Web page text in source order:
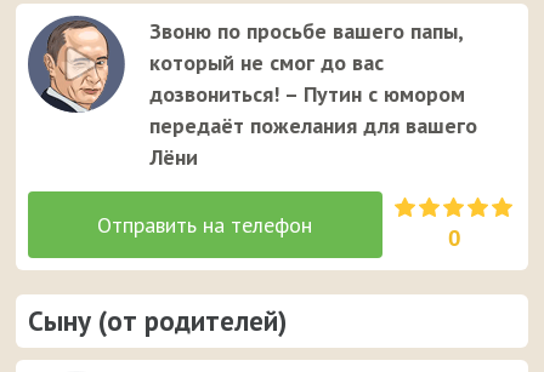
Звоню по просьбе вашего папы,
который не смог до вас
дозвониться! – Путин с юмором
передаёт пожелания для вашего
Лёни
0
Сыну (от родителей)